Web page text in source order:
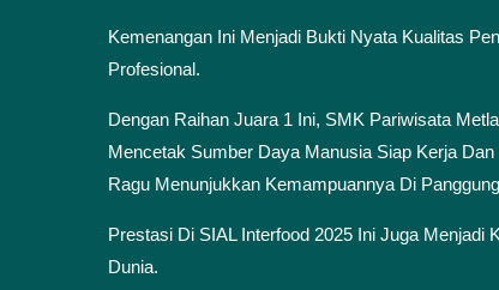
Kemenangan Ini Menjadi Bukti Nyata Kualitas
Profesional.
Dengan Raihan Juara 1 Ini, SMK Pariwisata
Mencetak Sumber Daya Manusia Siap Kerja
Ragu Menunjukkan Kemampuannya Di
Prestasi Di SIAL Interfood 2025 Ini Juga Menjadi
Dunia.